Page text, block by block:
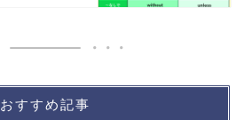
おすすめ記事